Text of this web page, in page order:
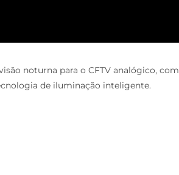
noturna para o CFTV analógico, com
de iluminação inteligente.